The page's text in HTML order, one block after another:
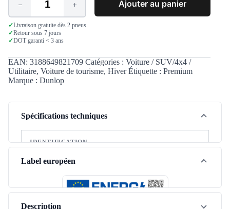
quantité
de
Dunlop
Winter
Response
195/65
R15
95T
Ajouter au panier
✓Livraison gratuite dès 2 pneus
✓Retour sous 7 jours
✓DOT garanti < 3 ans
EAN: 3188649821709 Catégories : Voiture / SUV/4x4 /
Utilitaire, Voiture de tourisme, Hiver Étiquette : Premium
Marque : Dunlop
Spécifications techniques
IDENTIFICATION
Marque
Winter Response 2
Saison Hiver
Label européen
Description